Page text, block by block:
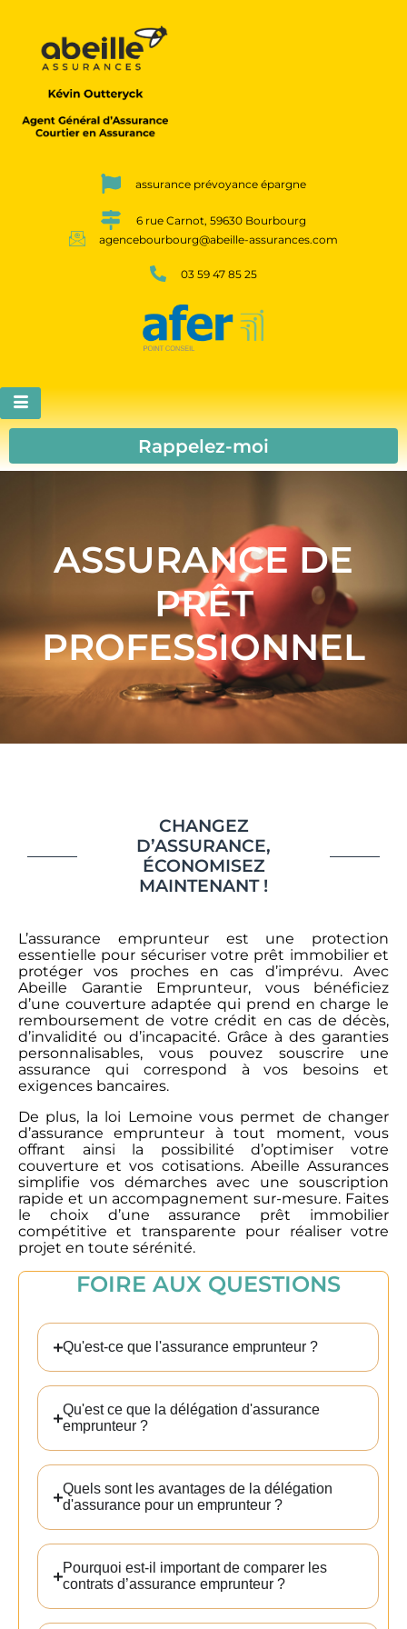
assurance prévoyance épargne
6 rue Carnot, 59630 Bourbourg
agencebourbourg@abeille-assurances.com
03 59 47 85 25
Rappelez-moi
ASSURANCE DE
PRÊT
PROFESSIONNEL
CHANGEZ
D’ASSURANCE,
ÉCONOMISEZ
MAINTENANT !
L’assurance emprunteur est une protection
essentielle pour sécuriser votre prêt immobilier et
protéger vos proches en cas d’imprévu. Avec
Abeille Garantie Emprunteur, vous bénéficiez
d’une couverture adaptée qui prend en charge le
remboursement de votre crédit en cas de décès,
d’invalidité ou d’incapacité. Grâce à des garanties
personnalisables, vous pouvez souscrire une
assurance qui correspond à vos besoins et
exigences bancaires.
De plus, la loi Lemoine vous permet de changer
d’assurance emprunteur à tout moment, vous
offrant ainsi la possibilité d’optimiser votre
couverture et vos cotisations. Abeille Assurances
simplifie vos démarches avec une souscription
rapide et un accompagnement sur-mesure. Faites
le choix d’une assurance prêt immobilier
compétitive et transparente pour réaliser votre
projet en toute sérénité.
FOIRE AUX QUESTIONS
Qu'est-ce que l'assurance emprunteur ?
Qu'est ce que la délégation d'assurance
emprunteur ?
Quels sont les avantages de la délégation
d'assurance pour un emprunteur ?
Pourquoi est-il important de comparer les
contrats d’assurance emprunteur ?
On vous
recontacte